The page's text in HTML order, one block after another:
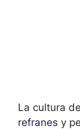
La cultura
refranes y